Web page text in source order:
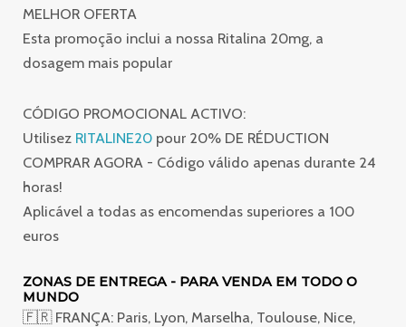
MELHOR OFERTA
Esta promoção inclui a nossa Ritalina 20mg, a
dosagem mais popular
CÓDIGO PROMOCIONAL ACTIVO:
Utilisez RITALINE20 pour 20% DE RÉDUCTION
COMPRAR AGORA - Código válido apenas durante 24
horas!
Aplicável a todas as encomendas superiores a 100
euros
ZONAS DE ENTREGA - PARA VENDA EM TODO O
MUNDO
🇫🇷 FRANÇA: Paris, Lyon, Marselha, Toulouse, Nice,